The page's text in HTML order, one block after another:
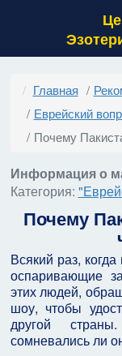
Главная
Еврейский
Почему
Информация о
Категория:
Почему
Всякий раз,
оспаривающие
этих людей,
шоу, чтобы
другой
сомневались ли